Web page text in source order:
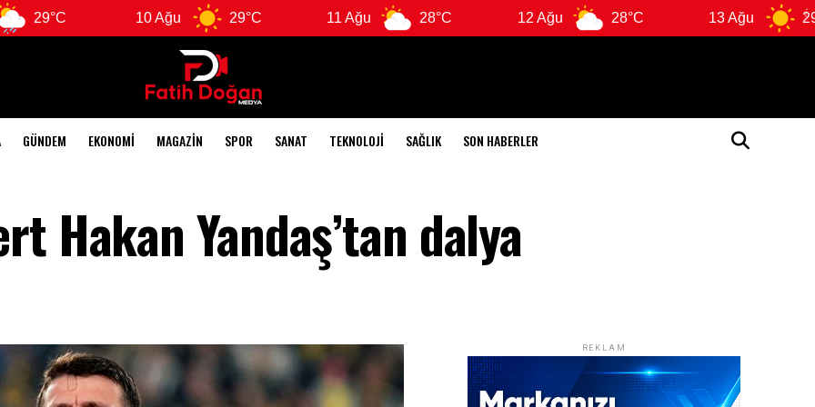
10 Ağu 29°C 11 Ağu 28°C 12 Ağu 28°C 13 Ağu 29°C
GÜNDEM EKONOMI MAGAZIN SPOR SANAT TEKNOLOJI SAĞLIK SON HABERLER
Hakan Yandaş’tan dalya
REKLAM